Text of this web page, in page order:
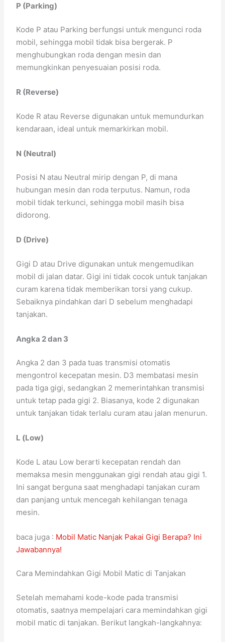
P (Parking)
Kode P atau Parking berfungsi untuk mengunci roda
mobil, sehingga mobil tidak bisa bergerak. P
menghubungkan roda dengan mesin dan
memungkinkan penyesuaian posisi roda.
R (Reverse)
Kode R atau Reverse digunakan untuk memundurkan
kendaraan, ideal untuk memarkirkan mobil.
N (Neutral)
Posisi N atau Neutral mirip dengan P, di mana
hubungan mesin dan roda terputus. Namun, roda
mobil tidak terkunci, sehingga mobil masih bisa
didorong.
D (Drive)
Gigi D atau Drive digunakan untuk mengemudikan
mobil di jalan datar. Gigi ini tidak cocok untuk tanjakan
curam karena tidak memberikan torsi yang cukup.
Sebaiknya pindahkan dari D sebelum menghadapi
tanjakan.
Angka 2 dan 3
Angka 2 dan 3 pada tuas transmisi otomatis
mengontrol kecepatan mesin. D3 membatasi mesin
pada tiga gigi, sedangkan 2 memerintahkan transmisi
untuk tetap pada gigi 2. Biasanya, kode 2 digunakan
untuk tanjakan tidak terlalu curam atau jalan menurun.
L (Low)
Kode L atau Low berarti kecepatan rendah dan
memaksa mesin menggunakan gigi rendah atau gigi 1.
Ini sangat berguna saat menghadapi tanjakan curam
dan panjang untuk mencegah kehilangan tenaga
mesin.
baca juga : Mobil Matic Nanjak Pakai Gigi Berapa? Ini
Jawabannya!
Cara Memindahkan Gigi Mobil Matic di Tanjakan
Setelah memahami kode-kode pada transmisi
otomatis, saatnya mempelajari cara memindahkan gigi
mobil matic di tanjakan. Berikut langkah-langkahnya: